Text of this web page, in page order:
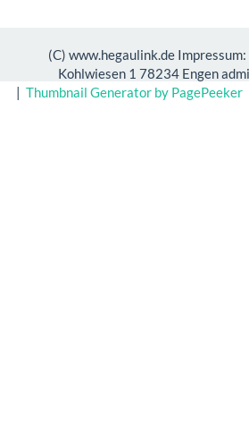
(C) www.hegaulink.de
Kohlwiesen 1 78234 Engen
| Thumbnail Generator by PagePeeker